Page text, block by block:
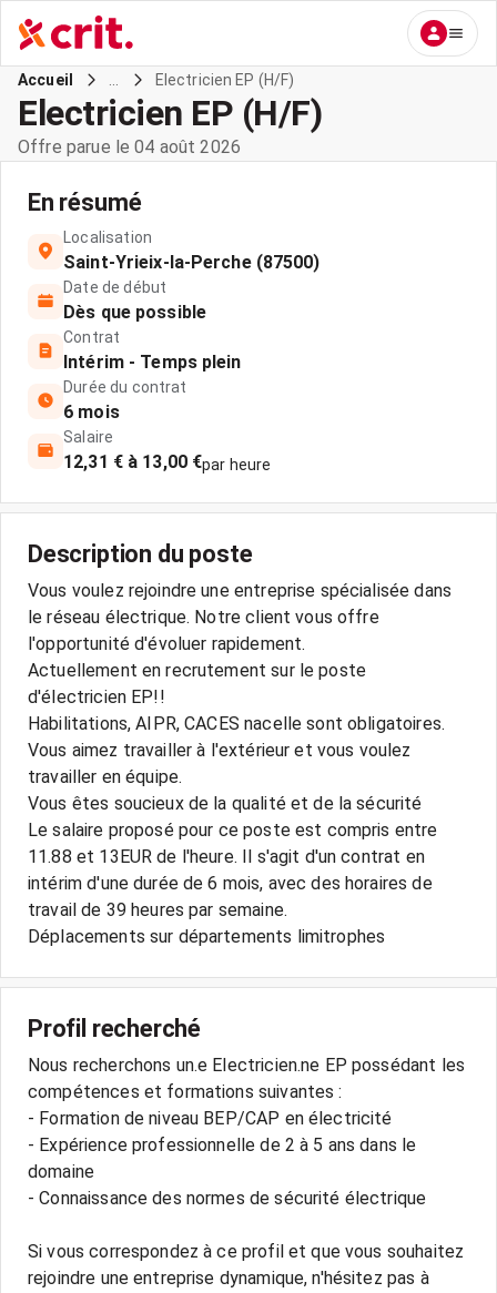
Accueil Electricien EP (H/F)
Electricien EP (H/F)
Offre parue le 04 août 2026
En résumé
Localisation
Saint-Yrieix-la-Perche (87500)
Date de début
Dès que possible
Contrat
Intérim - Temps plein
Durée du contrat
6 mois
Salaire
12,31 € à 13,00 €par heure
Description du poste
Vous voulez rejoindre une entreprise spécialisée dans
le réseau électrique. Notre client vous offre
l'opportunité d'évoluer rapidement.
Actuellement en recrutement sur le poste
d'électricien EP!!
Habilitations, AIPR, CACES nacelle sont obligatoires.
Vous aimez travailler à l'extérieur et vous voulez
travailler en équipe.
Vous êtes soucieux de la qualité et de la sécurité
Le salaire proposé pour ce poste est compris entre
11.88 et 13EUR de l'heure. Il s'agit d'un contrat en
intérim d'une durée de 6 mois, avec des horaires de
travail de 39 heures par semaine.
Profil recherché
Nous recherchons un.e Electricien.ne EP possédant les
compétences et formations suivantes :
- Formation de niveau BEP/CAP en électricité
- Expérience professionnelle de 2 à 5 ans dans le
domaine
- Connaissance des normes de sécurité électrique
Si vous correspondez à ce profil et que vous souhaitez
rejoindre une entreprise dynamique, n'hésitez pas à